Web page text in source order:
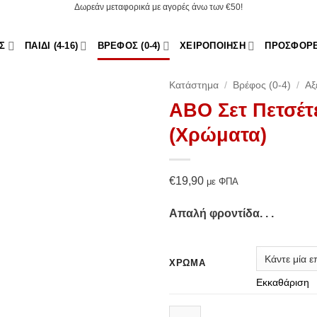
Δωρεάν μεταφορικά με αγορές άνω των €50!
ΠΑΙΔΊ (4-16) ΒΡΈΦΟΣ (0-4) ΧΕΙΡΟΠΟΊΗΣΗ
Κατάστημα / Βρέφος (0-4) /
ABO Σετ
(Χρώματα)
€19,90 με ΦΠΑ
Απαλή φροντίδα. . .
ΧΡΏΜΑ
Εκκαθάριση